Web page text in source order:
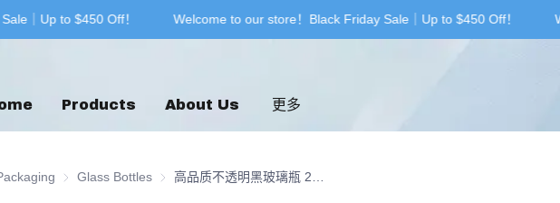
｜Up to $450 Off！ Welcome to our store！Black Friday Sale｜Up to $450 Off！
Welcome to our store！Black Friday Sale｜Up to $450 Off
Products About Us 更多
Printing Glass Packaging
Glass Bottles Glass Bottles